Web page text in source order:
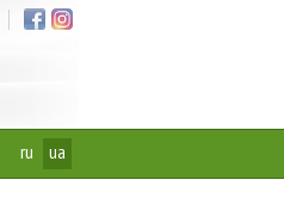
ru ua